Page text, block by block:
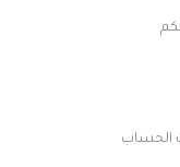
الحساب